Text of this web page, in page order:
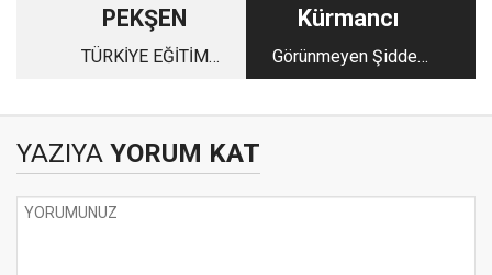
PEKŞEN
TÜRKİYE EĞİTİM
Kürmancı
Görünmeyen Şiddet
Büyüyor: Rakamlar ve
YAZIYA YORUM KAT